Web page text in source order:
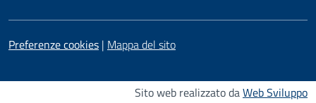
Preferenze cookies | Mappa del sito
Sito web realizzato daWeb Sviluppo